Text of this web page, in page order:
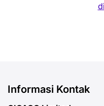
Informasi Kontak